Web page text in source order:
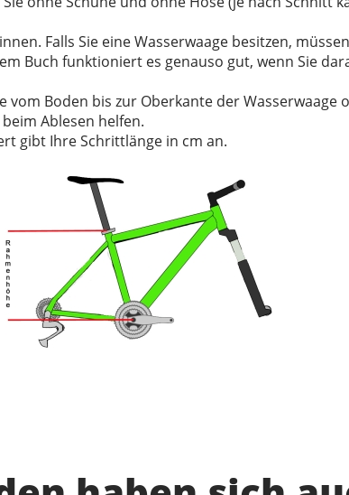
Falls Sie eine Wasserwaage besitzen,
Buch funktioniert es genauso gut, wenn Sie
vom Boden bis zur Oberkante der
Ablesen helfen.
gibt Ihre Schrittlänge in cm an.